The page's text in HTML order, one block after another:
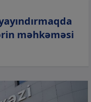
məhkəməsi